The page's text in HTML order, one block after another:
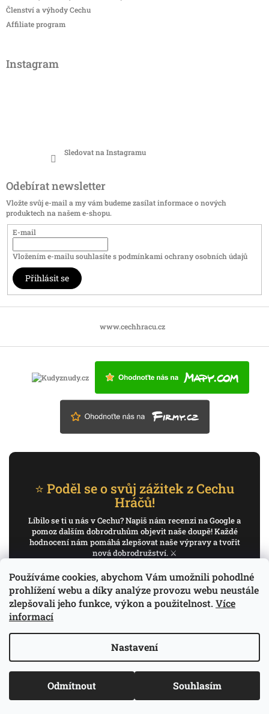
Používáme cookies, abychom Vám umožnili pohodlné
prohlížení webu a díky analýze provozu webu neustále
zlepšovali jeho funkce, výkon a použitelnost. Více
informací
Nastavení
Odmítnout Souhlasím
Členství a výhody Cechu
Affiliate program
Instagram
Sledovat na Instagramu
Odebírat newsletter
Vložte svůj e-mail a my vám budeme zasílat informace o nových
produktech na našem e-shopu.
E-mail
Vložením e-mailu souhlasíte spodmínkami ochrany osobních údajů
Přihlásit se
www.cechhracu.cz
⭐ Poděl se o svůj zážitek z Cechu
Hráčů!
Líbilo se ti u nás v Cechu? Napiš nám recenzi na Google a
pomoz dalším dobrodruhům objevit naše doupě! Každé
hodnocení nám pomáhá zlepšovat naše výpravy a tvořit
nová dobrodružství. ⚔️
✍️ Napiš recenzi na Google
Děkujeme, že pomáháš psát příběh Cechu Hráčů.
Vytvořil ShoptetCopyright 2026 Cech Hráčů. Všechna práva
vyhrazena.